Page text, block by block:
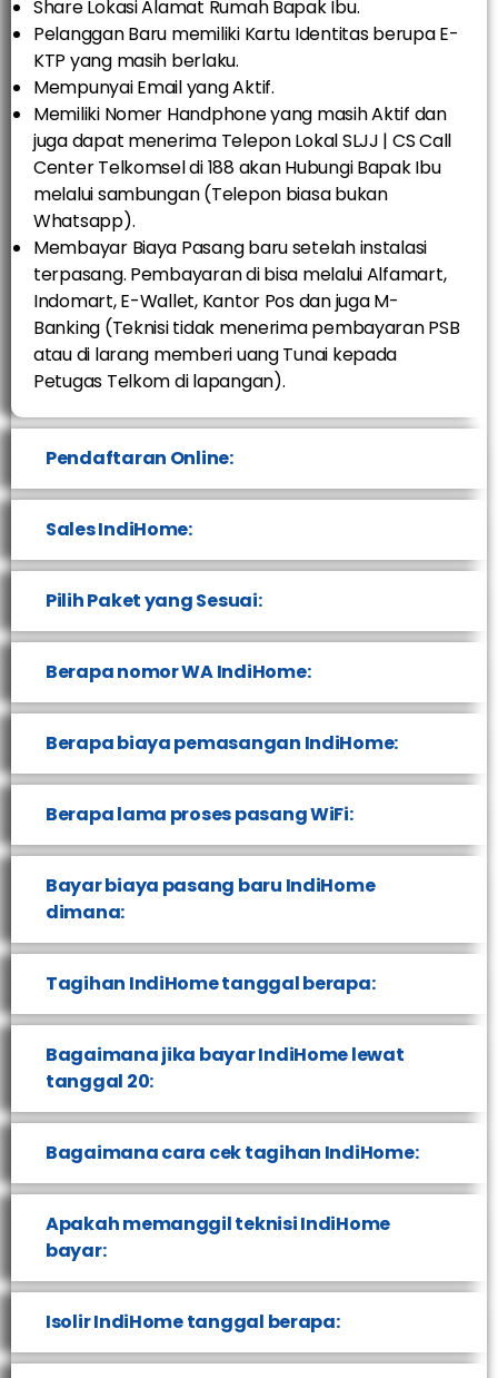
Share Lokasi Alamat Rumah Bapak Ibu.
Pelanggan Baru memiliki Kartu Identitas berupa E-
KTP yang masih berlaku.
Mempunyai Email yang Aktif.
Memiliki Nomer Handphone yang masih Aktif dan
juga dapat menerima Telepon Lokal SLJJ | CS Call
Center Telkomsel di 188 akan Hubungi Bapak Ibu
melalui sambungan (Telepon biasa bukan
Whatsapp).
Membayar Biaya Pasang baru setelah instalasi
terpasang. Pembayaran di bisa melalui Alfamart,
Indomart, E-Wallet, Kantor Pos dan juga M-
Banking (Teknisi tidak menerima pembayaran PSB
atau di larang memberi uang Tunai kepada
Petugas Telkom di lapangan).
Pendaftaran Online:
Sales IndiHome:
Pilih Paket yang Sesuai:
Berapa nomor WA IndiHome:
Berapa biaya pemasangan IndiHome:
Berapa lama proses pasang WiFi:
Bayar biaya pasang baru IndiHome
dimana:
Tagihan IndiHome tanggal berapa:
Bagaimana jika bayar IndiHome lewat
tanggal 20:
Bagaimana cara cek tagihan IndiHome:
Apakah memanggil teknisi IndiHome
bayar:
Isolir IndiHome tanggal berapa: